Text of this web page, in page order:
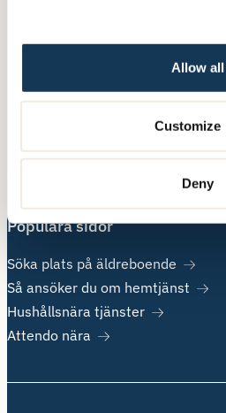
Allow all
Customize
Deny
Nära Vård
Övrig information
Kontakt
Populära sidor
Söka plats på äldreboende
Så ansöker du om hemtjänst
Hushållsnära tjänster
Attendo nära